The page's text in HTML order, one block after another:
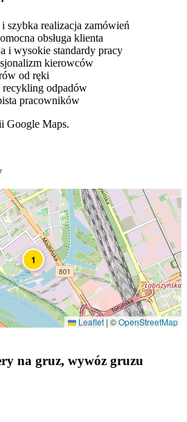
szybka realizacja zamówień
obsługa klienta
i wysokie standardy pracy
kierowców
od ręki
recykling odpadów
pracowników
Google Maps.
1
Leaflet | ©OpenStreetMap
na gruz, wywóz gruzu